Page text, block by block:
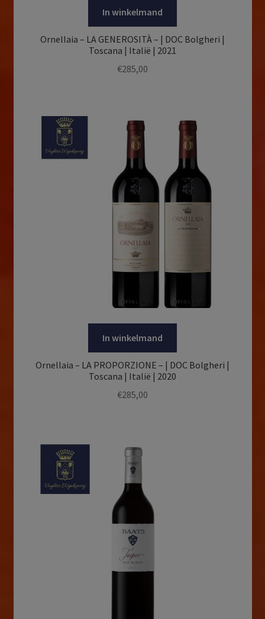
In winkelmand
Ornellaia – LA GENEROSITÀ – | DOC Bolgheri |
Toscana | Italië | 2021
€285,00
In winkelmand
Ornellaia – LA PROPORZIONE – | DOC Bolgheri |
Toscana | Italië | 2020
€285,00